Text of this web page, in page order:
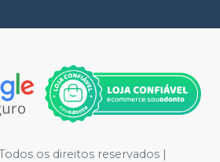
os direitos reservados |